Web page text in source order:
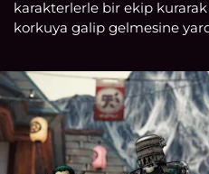
karakterlerle bir ekip
korkuya galip gelmesine